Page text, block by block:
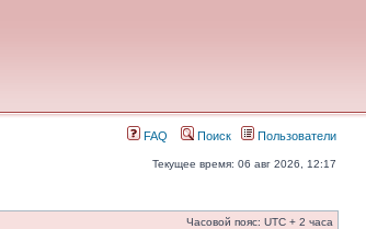
FAQ Поиск Пользователи
Текущее время: 06 авг 2026, 12:17
Часовой пояс: UTC + 2 часа